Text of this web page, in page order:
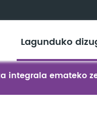
Lagunduko
integrala emateko